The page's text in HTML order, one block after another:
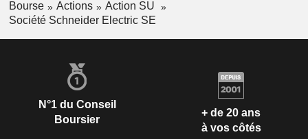
Bourse Actions
Action SU
Société Schneider Electric SE
N°1 du Conseil
Boursier
+ de 20 ans
à vos côtés